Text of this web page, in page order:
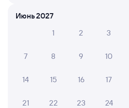
Частые вопросы
Что нужно, чтобы сесть в поезд?
на другой поезд?
Июнь 2027
1
2 3
7 8 9 10
14 15 16 17
21 22 23 24